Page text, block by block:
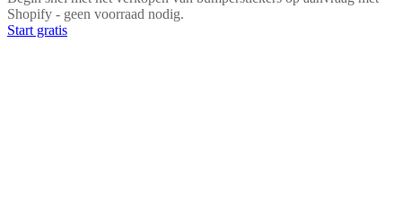
Shopify - geen voorraad nodig.
Start gratis